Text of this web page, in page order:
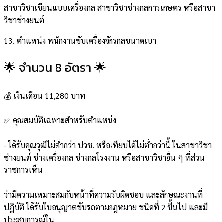
สาขาวิชาเขียนแบบเครื่องกล สาขาวิชาช่างกลการเกษตร หรือสาขา
วิชาช่างยนต์
13. ตำแหน่ง พนักงานขับเครื่องจักรกลขนาดเบา
🌟 จำนวน 8 อัตรา 🌟
💰 เงินเดือน 11,280 บาท
✅ คุณสมบัติเฉพาะสำหรับตำแหน่ง
- ได้รับคุณวุฒิไม่ต่ำกว่า ปวช. หรือเทียบได้ไม่ต่ำกว่านี้ ในสาขาวิชา
ช่างยนต์ ช่างเครื่องกล ช่างกลโรงงาน หรือสาขาวิชาอื่น ๆ ที่ส่วน
ราชการเห็น
ว่ามีความเหมาะสมกับหน้าที่ความรับผิดชอบ และลักษณะงานที่
ปฏิบัติ ได้รับใบอนุญาตขับรถตามกฎหมาย ชนิดที่ 2 ขึ้นไป และมี
ประสบการณ์ใน